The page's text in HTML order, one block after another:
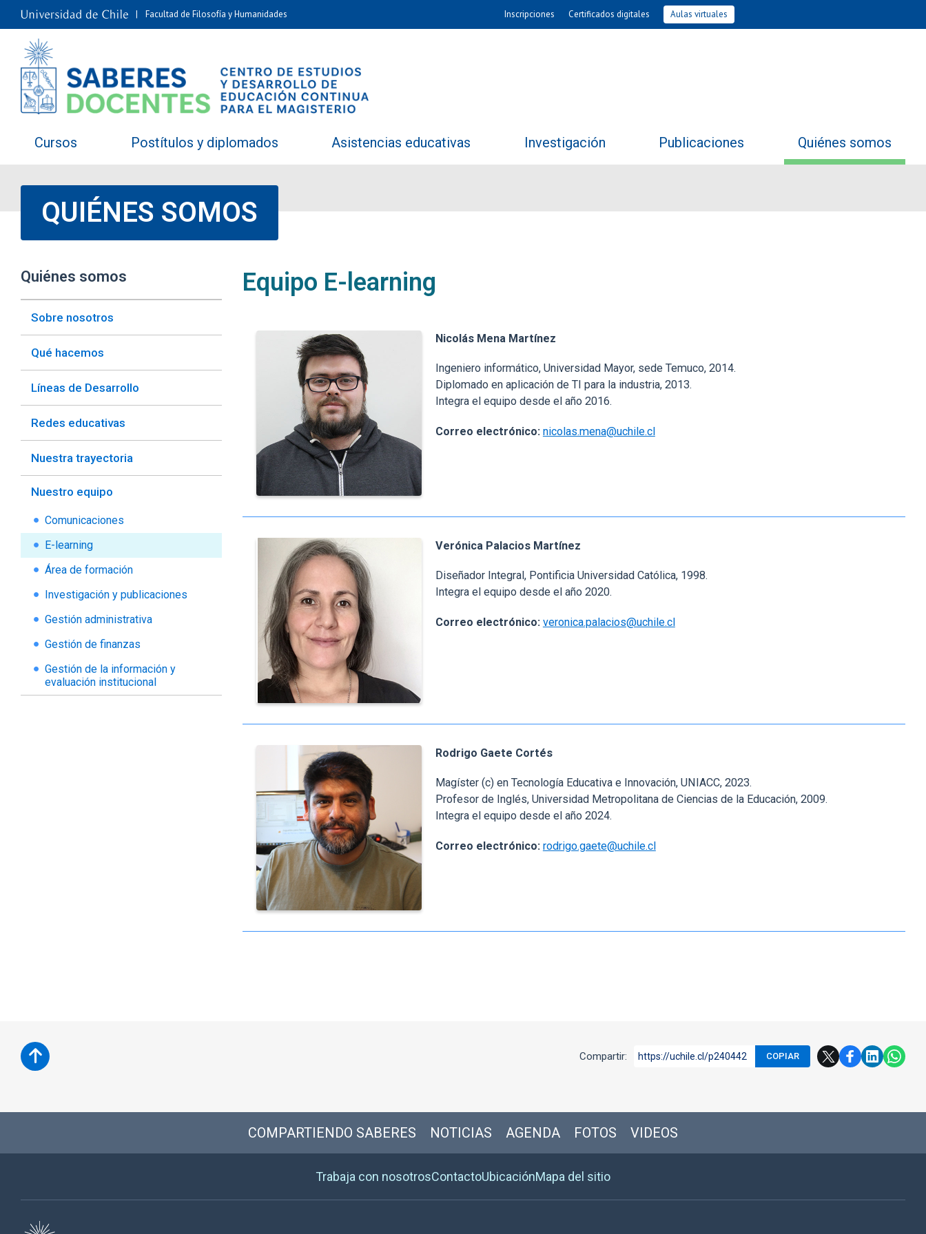
Facultad de Filosofía y Humanidades Inscripciones Certificados digitales Aulas virtuales
Cursos Postítulos y diplomados Asistencias educativas Investigación Publicaciones Quiénes somos
QUIÉNES SOMOS
Equipo E-learning
Nicolás Mena Martínez
Ingeniero informático, Universidad Mayor, sede Temuco, 2014.
Diplomado en aplicación de TI para la industria, 2013.
Integra el equipo desde el año 2016.
Correo electrónico: nicolas.mena@uchile.cl
Verónica Palacios Martínez
Diseñador Integral, Pontificia Universidad Católica, 1998.
Integra el equipo desde el año 2020.
Correo electrónico: veronica.palacios@uchile.cl
Rodrigo Gaete Cortés
Magíster (c) en Tecnología Educativa e Innovación, UNIACC, 2023.
Profesor de Inglés, Universidad Metropolitana de Ciencias de la Educación, 2009.
Integra el equipo desde el año 2024.
Correo electrónico: rodrigo.gaete@uchile.cl
Quiénes somos
Sobre nosotros
Qué hacemos
Líneas de Desarrollo
Redes educativas
Nuestra trayectoria
Nuestro equipo
Comunicaciones
E-learning
Área de formación
Investigación y publicaciones
Gestión administrativa
Gestión de finanzas
Gestión de la información y
evaluación institucional
Compartir: https://uchile.cl/p240442 COPIAR
COMPARTIENDO SABERES NOTICIAS AGENDA FOTOS VIDEOS
Trabaja con nosotrosContactoUbicaciónMapa del sitio